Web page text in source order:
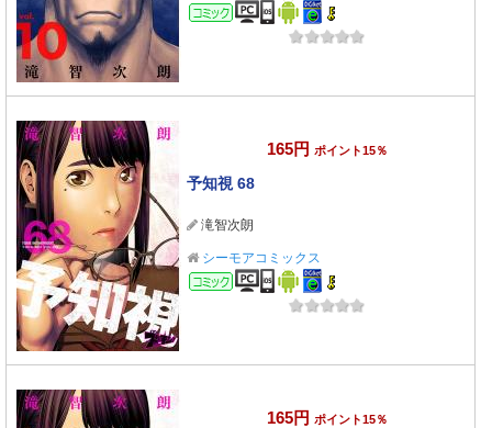
コミック
165円 ポイント15％
予知視 68
滝智次朗
シーモアコミックス
コミック
165円 ポイント15％